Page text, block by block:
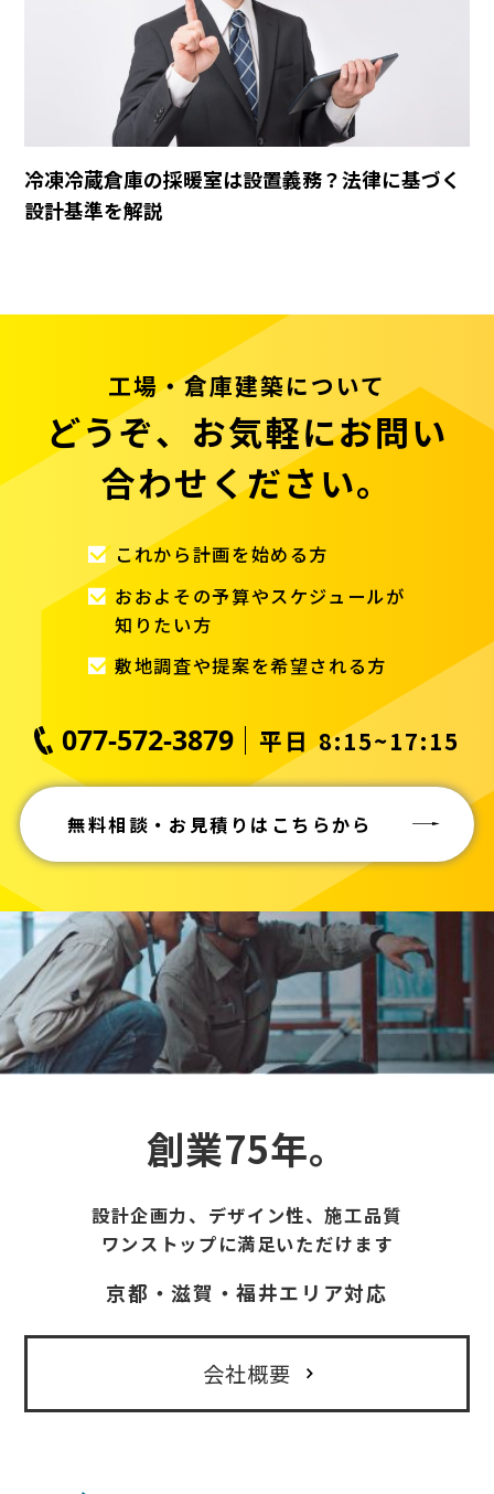
冷凍冷蔵倉庫の採暖室は設置義務？法律に基づく
設計基準を解説
工場・倉庫建築について
どうぞ、お気軽にお問い
合わせください。
これから計画を始める方
おおよその予算やスケジュールが
知りたい方
敷地調査や提案を希望される方
077-572-3879 平日 8:15~17:15
無料相談・お見積りはこちらから
創業75年。
設計企画力、デザイン性、施工品質
ワンストップに満足いただけます
京都・滋賀・福井エリア対応
会社概要